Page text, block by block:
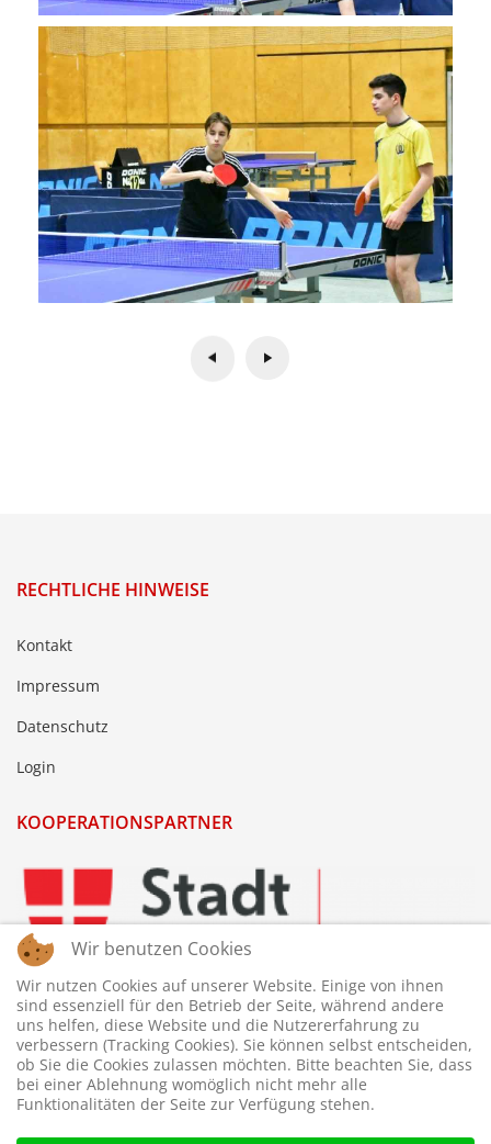
RECHTLICHE HINWEISE
Kontakt
Impressum
Datenschutz
Login
KOOPERATIONSPARTNER
Wir benutzen Cookies
Wir nutzen Cookies auf unserer Website. Einige von ihnen
sind essenziell für den Betrieb der Seite, während andere
uns helfen, diese Website und die Nutzererfahrung zu
verbessern (Tracking Cookies). Sie können selbst entscheiden,
ob Sie die Cookies zulassen möchten. Bitte beachten Sie, dass
bei einer Ablehnung womöglich nicht mehr alle
Funktionalitäten der Seite zur Verfügung stehen.